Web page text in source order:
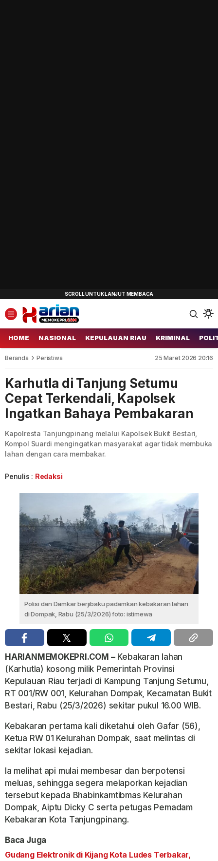
HOME NASIONAL KEPULAUAN RIAU KRIMINAL
Beranda Peristiwa 25 Maret 2026 20:16
Karhutla di Tanjung Setumu
Cepat Terkendali, Kapolsek
Ingatkan Bahaya Pembakaran
Kapolresta Tanjungpinang melalui Kapolsek Bukit Bestari,
Kompol Suardi mengingatkan masyarakat agar tidak membuka
lahan dengan cara membakar.
Penulis : Redaksi
Polisi dan Damkar berjibaku padamkan kebakaran lahan
di Dompak, Rabu (25/3/2026) foto: istimewa
HARIANMEMOKEPRI.COM –Kebakaran lahan
(Karhutla) kosong milik Pemerintah Provinsi
Kepulauan Riau terjadi di Kampung Tanjung Setumu,
RT 001/RW 001, Kelurahan Dompak, Kecamatan Bukit
Bestari, Rabu (25/3/2026) sekitar pukul 16.00 WIB.
Kebakaran pertama kali diketahui oleh Gafar (56),
Ketua RW 01 Kelurahan Dompak, saat melintas di
sekitar lokasi kejadian.
Ia melihat api mulai membesar dan berpotensi
meluas, sehingga segera melaporkan kejadian
tersebut kepada Bhabinkamtibmas Kelurahan
Dompak, Aiptu Dicky C serta petugas Pemadam
Kebakaran Kota Tanjungpinang.
Baca Juga
Gudang Elektronik di Kijang Kota Ludes Terbakar,